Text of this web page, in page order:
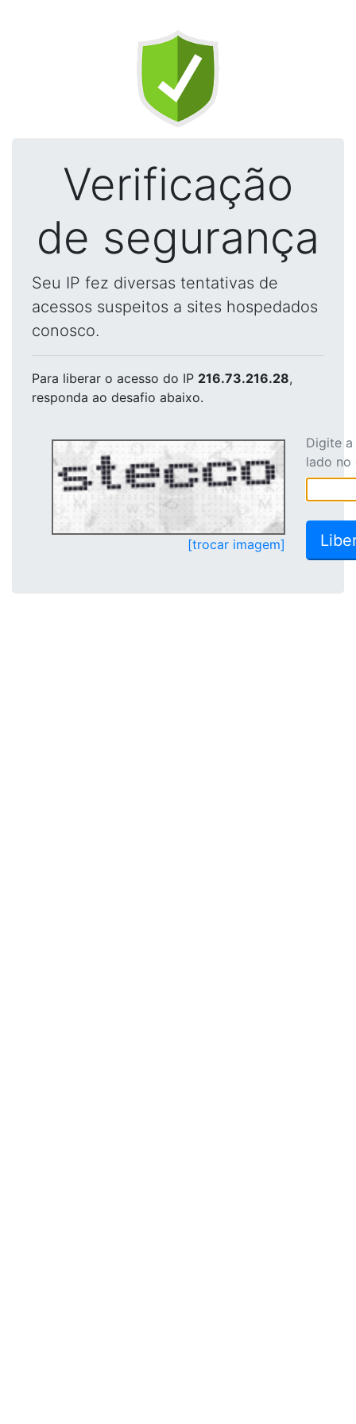
Verificação
de segurança
Seu IP fez diversas tentativas de
acessos suspeitos a sites hospedados
conosco.
Para liberar o acesso do IP 216.73.216.28,
responda ao desafio abaixo.
[trocar imagem]
Digite
lado no